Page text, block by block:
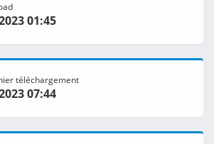
01:45
téléchargement
07:44